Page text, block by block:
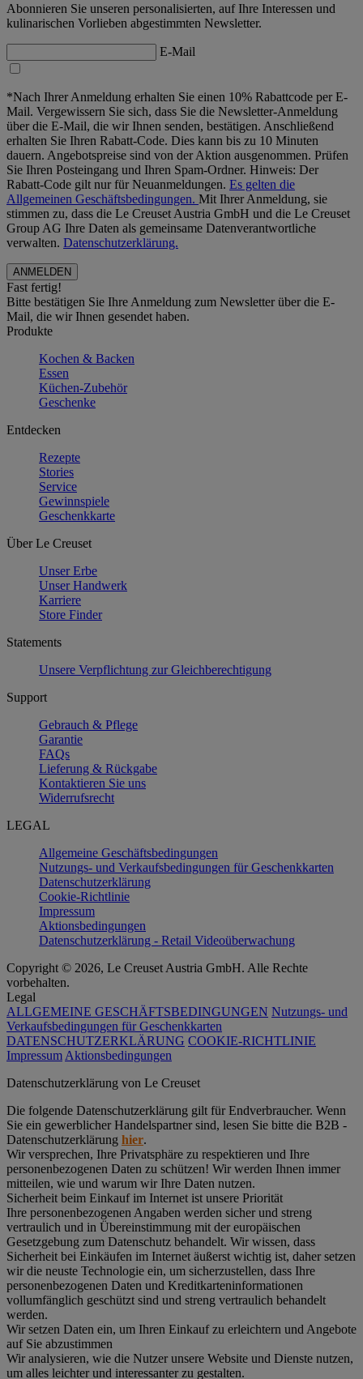
Abonnieren Sie unseren personalisierten, auf Ihre Interessen und
kulinarischen Vorlieben abgestimmten Newsletter.
E-Mail
*Nach Ihrer Anmeldung erhalten Sie einen 10% Rabattcode per E-
Mail. Vergewissern Sie sich, dass Sie die Newsletter-Anmeldung
über die E-Mail, die wir Ihnen senden, bestätigen. Anschließend
erhalten Sie Ihren Rabatt-Code. Dies kann bis zu 10 Minuten
dauern. Angebotspreise sind von der Aktion ausgenommen. Prüfen
Sie Ihren Posteingang und Ihren Spam-Ordner. Hinweis: Der
Rabatt-Code gilt nur für Neuanmeldungen. Es gelten die
Allgemeinen Geschäftsbedingungen. Mit Ihrer Anmeldung, sie
stimmen zu, dass die Le Creuset Austria GmbH und die Le Creuset
Group AG Ihre Daten als gemeinsame Datenverantwortliche
verwalten. Datenschutzerklärung.
Fast fertig!
Bitte bestätigen Sie Ihre Anmeldung zum Newsletter über die E-
Mail, die wir Ihnen gesendet haben.
Produkte
Kochen & Backen
Essen
Küchen-Zubehör
Geschenke
Entdecken
Rezepte
Stories
Service
Gewinnspiele
Geschenkkarte
Über Le Creuset
Unser Erbe
Unser Handwerk
Karriere
Store Finder
Statements
Unsere Verpflichtung zur Gleichberechtigung
Support
Gebrauch & Pflege
Garantie
FAQs
Lieferung & Rückgabe
Kontaktieren Sie uns
Widerrufsrecht
LEGAL
Allgemeine Geschäftsbedingungen
Nutzungs- und Verkaufsbedingungen für Geschenkkarten
Datenschutzerklärung
Cookie-Richtlinie
Impressum
Aktionsbedingungen
Datenschutzerklärung - Retail Videoüberwachung
Copyright © 2026, Le Creuset Austria GmbH. Alle Rechte
vorbehalten.
Legal
ALLGEMEINE GESCHÄFTSBEDINGUNGEN Nutzungs- und
Verkaufsbedingungen für Geschenkkarten
DATENSCHUTZERKLÄRUNG COOKIE-RICHTLINIE
Impressum Aktionsbedingungen
Datenschutz­erklärung von Le Creuset
Die folgende Datenschutzerklärung gilt für Endverbraucher. Wenn
Sie ein gewerblicher Handelspartner sind, lesen Sie bitte die B2B -
Datenschutzerklärung hier.
Wir versprechen, Ihre Privatsphäre zu respektieren und Ihre
personenbezogenen Daten zu schützen! Wir werden Ihnen immer
mitteilen, wie und warum wir Ihre Daten nutzen.
Sicherheit beim Einkauf im Internet ist unsere Priorität
Ihre personenbezogenen Angaben werden sicher und streng
vertraulich und in Übereinstimmung mit der europäischen
Gesetzgebung zum Datenschutz behandelt. Wir wissen, dass
Sicherheit bei Einkäufen im Internet äußerst wichtig ist, daher setzen
wir die neuste Technologie ein, um sicherzustellen, dass Ihre
personenbezogenen Daten und Kreditkarteninformationen
vollumfänglich geschützt sind und streng vertraulich behandelt
werden.
Wir setzen Daten ein, um Ihren Einkauf zu erleichtern und Angebote
auf Sie abzustimmen
Wir analysieren, wie die Nutzer unsere Website und Dienste nutzen,
um alles leichter und interessanter zu gestalten.